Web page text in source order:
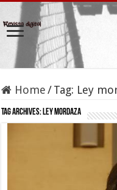
Home /Tag: Ley
Tag Archives:Ley mordaza